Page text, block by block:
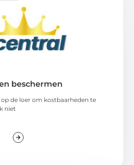
beschermen
de loer om kostbaarheden te
niet